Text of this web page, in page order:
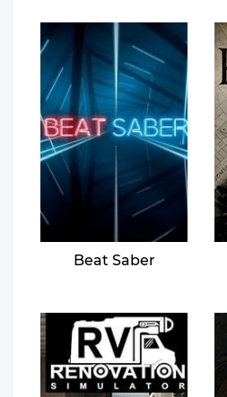
Beat Saber